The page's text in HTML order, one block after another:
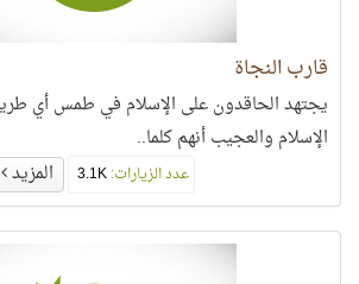
قارب النجاة
يجتهد الحاقدون على الإسلام في طمس أي
الإسلام والعجيب أنهم كلما..
عدد الزيارات: المزيد